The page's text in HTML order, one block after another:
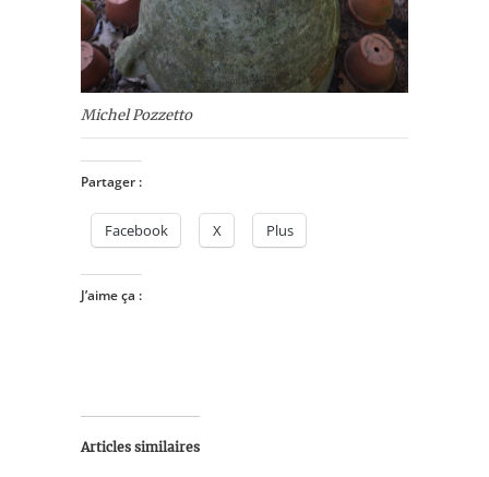
Michel Pozzetto
Partager :
Facebook X Plus
J’aime ça :
Articles similaires